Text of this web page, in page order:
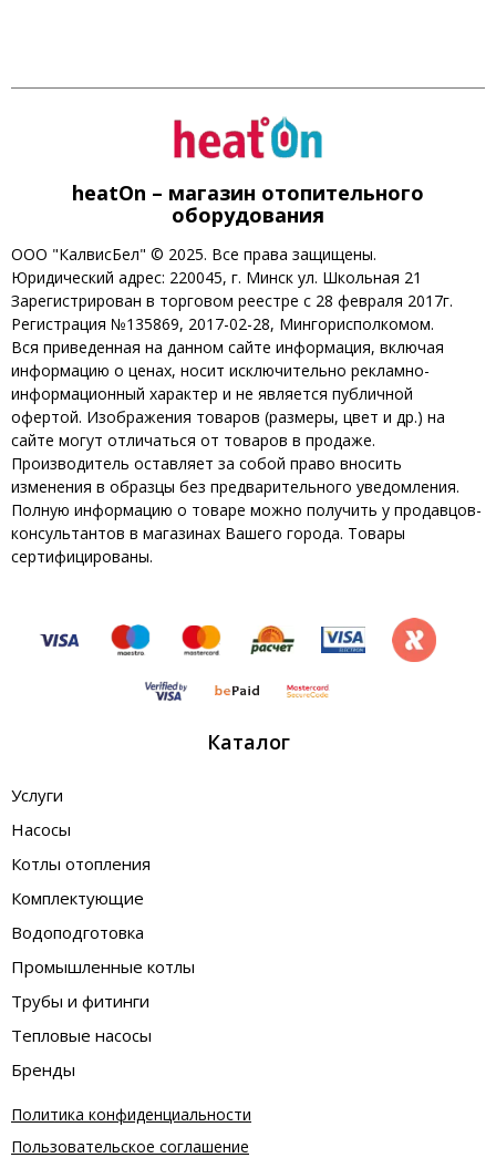
heatOn – магазин отопительного
оборудования
ООО "КалвисБел" © 2025. Все права защищены.
Юридический адрес: 220045, г. Минск ул. Школьная 21
Зарегистрирован в торговом реестре с 28 февраля 2017г.
Регистрация №135869, 2017-02-28, Мингорисполкомом.
Вся приведенная на данном сайте информация, включая
информацию о ценах, носит исключительно рекламно-
информационный характер и не является публичной
офертой. Изображения товаров (размеры, цвет и др.) на
сайте могут отличаться от товаров в продаже.
Производитель оставляет за собой право вносить
изменения в образцы без предварительного уведомления.
Полную информацию о товаре можно получить у продавцов-
консультантов в магазинах Вашего города. Товары
сертифицированы.
Каталог
Услуги
Насосы
Котлы отопления
Комплектующие
Водоподготовка
Промышленные котлы
Трубы и фитинги
Тепловые насосы
Бренды
Политика конфиденциальности
Пользовательское соглашение